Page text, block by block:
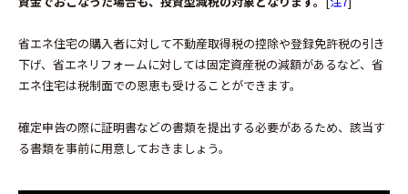
省エネ住宅の購入者に対して不動産取得税の控除や登録免許税の引き
下げ、省エネリフォームに対しては固定資産税の減額があるなど、省
エネ住宅は税制面での恩恵も受けることができます。
確定申告の際に証明書などの書類を提出する必要があるため、該当す
る書類を事前に用意しておきましょう。